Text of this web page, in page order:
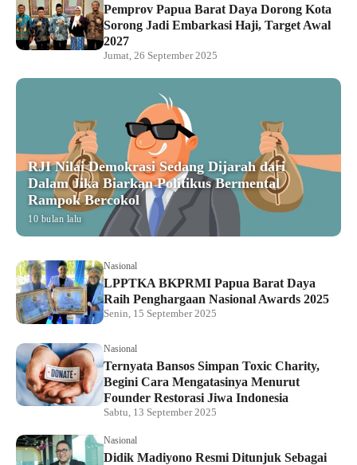
Pemprov Papua Barat Daya Dorong Kota
Sorong Jadi Embarkasi Haji, Target Awal
2027
Jumat, 26 September 2025
RJI Nilai Demokrasi Sedang Dijarah dari
Dalam Jika Biarkan Politikus Bermental
Rampok Bercokol
10 bulan lalu
Nasional
LPPTKA BKPRMI Papua Barat Daya
Raih Penghargaan Nasional Awards 2025
Senin, 15 September 2025
Nasional
Ternyata Bansos Simpan Toxic Charity,
Begini Cara Mengatasinya Menurut
Founder Restorasi Jiwa Indonesia
Sabtu, 13 September 2025
Nasional
Didik Madiyono Resmi Ditunjuk Sebagai